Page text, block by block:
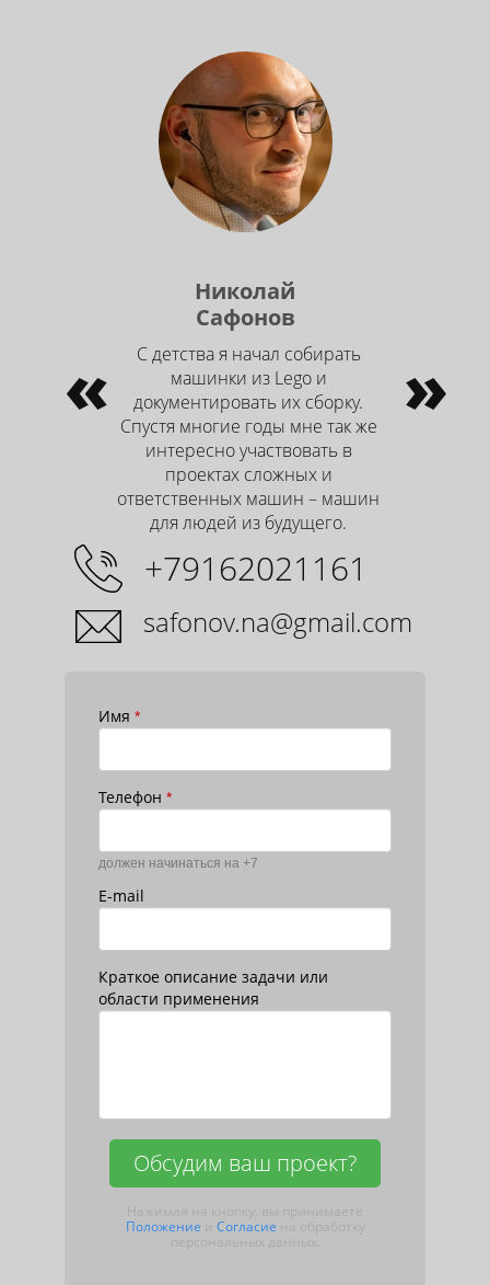
Николай
Сафонов
«
С детства я начал собирать
машинки из Lego и
документировать их сборку.
Спустя многие годы мне так же
интересно участвовать в
проектах сложных и
ответственных машин – машин
для людей из будущего.
»
+79162021161
safonov.na@gmail.com
Имя *
Телефон *
должен начинаться на +7
E-mail
Краткое описание задачи или
области применения
Обсудим ваш проект?
Нажимая на кнопку, вы принимаете
Положение и Согласие на обработку